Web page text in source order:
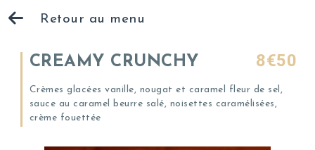
Retour au menu
CREAMY CRUNCHY 8€50
Crèmes glacées vanille, nougat et caramel fleur de sel,
sauce au caramel beurre salé, noisettes caramélisées,
crème fouettée